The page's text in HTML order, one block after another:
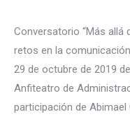
Conversatorio “Más allá
retos en la
29 de octubre de 2019
Anfiteatro de
participación de Abimael